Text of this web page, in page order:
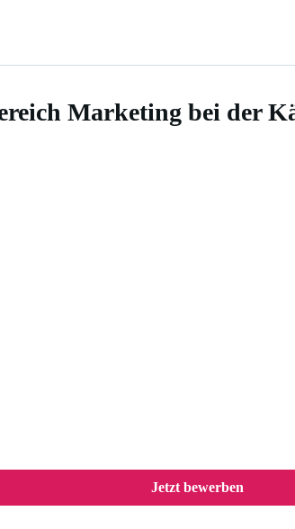
Marketing bei der
bei der Käserei Loose und
Jetzt bewerben